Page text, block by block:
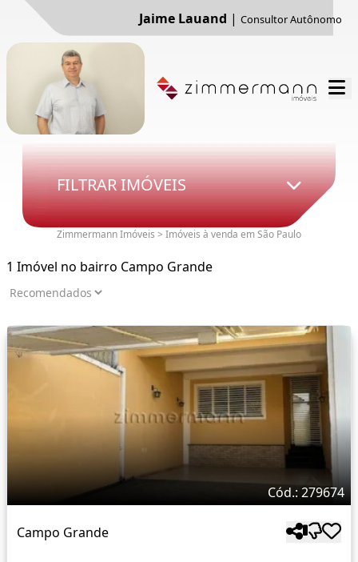
Jaime Lauand | Consultor Autônomo
FILTRAR IMÓVEIS
Zimmermann Imóveis > Imóveis à venda em São Paulo
1 Imóvel no bairro Campo Grande
Cód.: 279674
Campo Grande